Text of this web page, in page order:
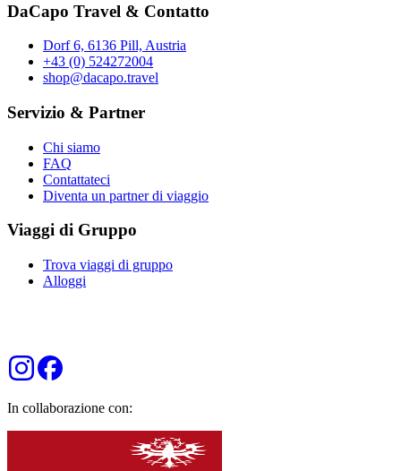
DaCapo Travel & Contatto
Dorf 6, 6136 Pill, Austria
+43 (0) 524272004
shop@dacapo.travel
Servizio & Partner
Chi siamo
FAQ
Contattateci
Diventa un partner di viaggio
Viaggi di Gruppo
Trova viaggi di gruppo
Alloggi
In collaborazione con: